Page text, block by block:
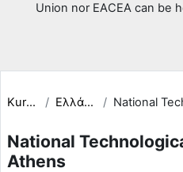
Union nor EACEA can be
Kursy Ελλάδα
National
Athens